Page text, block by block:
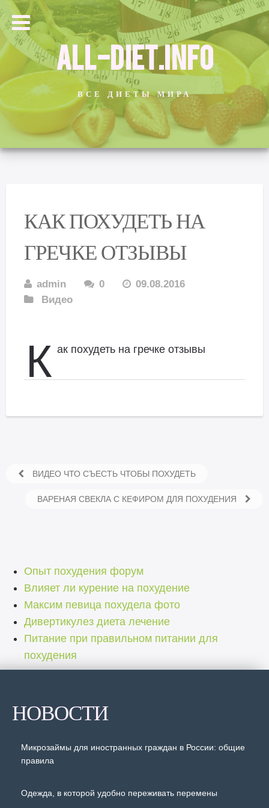
ALL-DIET.INFO
ВСЕ ДИЕТЫ МИРА
КАК ПОХУДЕТЬ НА
ГРЕЧКЕ ОТЗЫВЫ
admin 0
09.08.2016
Видео
К ак похудеть на гречке отзывы
ВИДЕО ЧТО СЪЕСТЬ ЧТОБЫ ПОХУДЕТЬ
ВАРЕНАЯ СВЕКЛА С КЕФИРОМ ДЛЯ ПОХУДЕНИЯ
Опыт похудения форум
Влияет ли курение на похудение
Максим певица похудела фото
Дивертикулез диета лечение
Питание при правильном питании для
похудения
НОВОСТИ
Микрозаймы для иностранных граждан в России: общие
правила
Одежда, в которой удобно переживать перемены